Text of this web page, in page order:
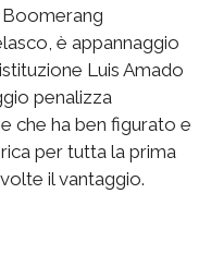
è appannaggio
Luis Amado
penalizza
che ha ben figurato e
per tutta la prima
il vantaggio.